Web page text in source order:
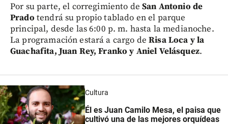
Por su parte, el corregimiento deSan Antonio de
Prado tendrá su propio tablado en el parque
principal, desde las 6:00 p. m. hasta la medianoche.
La programación estará a cargo deRisa Loca y la
Guachafita, Juan Rey, Franko y Aniel Velásquez.
Cultura
Él es Juan Camilo Mesa, el paisa que
cultivó una de las mejores orquídeas